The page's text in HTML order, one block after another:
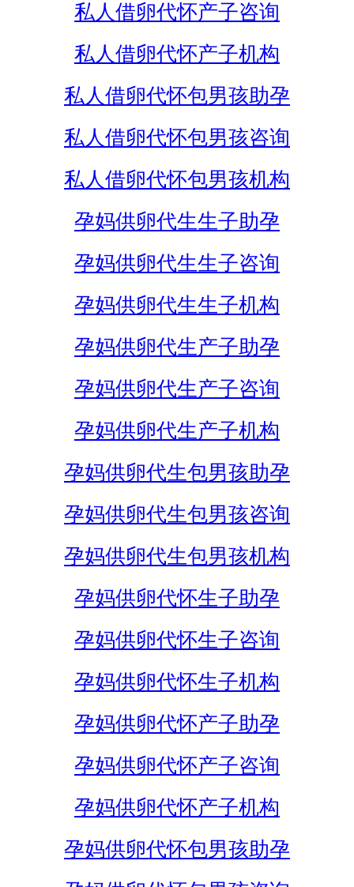
私人借卵代怀产子咨询
私人借卵代怀产子机构
私人借卵代怀包男孩助孕
私人借卵代怀包男孩咨询
私人借卵代怀包男孩机构
孕妈供卵代生生子助孕
孕妈供卵代生生子咨询
孕妈供卵代生生子机构
孕妈供卵代生产子助孕
孕妈供卵代生产子咨询
孕妈供卵代生产子机构
孕妈供卵代生包男孩助孕
孕妈供卵代生包男孩咨询
孕妈供卵代生包男孩机构
孕妈供卵代怀生子助孕
孕妈供卵代怀生子咨询
孕妈供卵代怀生子机构
孕妈供卵代怀产子助孕
孕妈供卵代怀产子咨询
孕妈供卵代怀产子机构
孕妈供卵代怀包男孩助孕